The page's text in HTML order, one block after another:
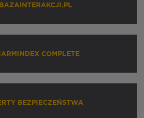
BAZAINTERAKCJI.PL
COMPLETE
BEZPIECZEŃSTWA